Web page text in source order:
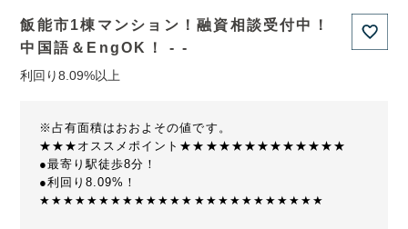
飯能市1棟マンション！融資相談受付中！
中国語＆EngOK！ - -
利回り8.09%以上
※占有面積はおおよその値です。
★★★オススメポイント★★★★★★★★★★★★★
●最寄り駅徒歩8分！
●利回り8.09%！
★★★★★★★★★★★★★★★★★★★★★★★★